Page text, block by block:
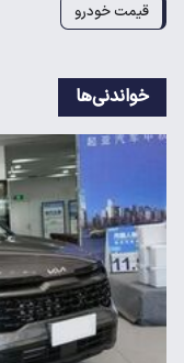
قیمت خودرو
خواندنی‌ها